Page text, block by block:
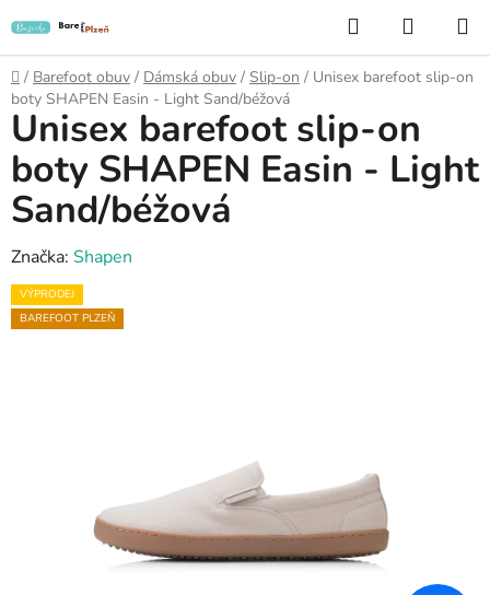
na
obsah
Hledat
KOŠÍK
Domů
/ Barefoot obuv / Dámská obuv / Slip-on / Unisex barefoot slip-on
boty SHAPEN Easin - Light Sand/béžová
Unisex barefoot slip-on
boty SHAPEN Easin - Light
Sand/béžová
Značka: Shapen
VÝPRODEJ
BAREFOOT PLZEŇ